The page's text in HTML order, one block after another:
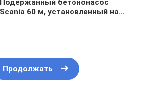
Подержанный бетононасос
Scania 60 м, установленный на
Продолжать